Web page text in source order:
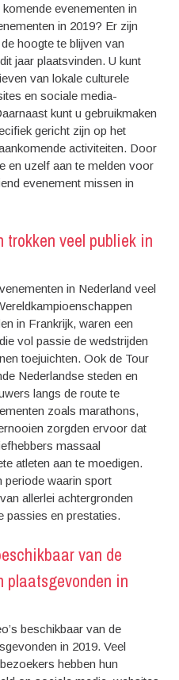
evenementen in
in 2019? Er zijn
hoogte te blijven van
jaar plaatsvinden. U kunt
van lokale culturele
en sociale media-
kunt u gebruikmaken
gericht zijn op het
activiteiten. Door
en uzelf aan te melden voor
evenement missen in
trokken veel publiek in
in Nederland veel
in Frankrijk, waren een
vol passie de wedstrijden
toejuichten. Ook de Tour
Nederlandse steden en
langs de route te
zoals marathons,
zorgden ervoor dat
massaal
atleten aan te moedigen.
periode waarin sport
allerlei achtergronden
passies en prestaties.
van de
plaatsgevonden in
beschikbaar van de
in 2019. Veel
hebben hun